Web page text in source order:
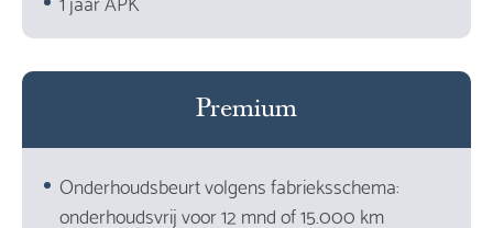
Premium
Onderhoudsbeurt volgens fabrieksschema:
onderhoudsvrij voor 12 mnd of 15.000 km